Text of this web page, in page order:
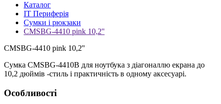
Каталог
IT Периферія
Сумки і рюкзаки
CMSBG-4410 pink 10,2''
CMSBG-4410 pink 10,2''
Сумка CMSBG-4410B для ноутбука з діагоналлю екрана до
10,2 дюймів -стиль і практичність в одному аксесуарі.
Особливості